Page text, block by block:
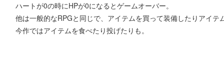
ハートが0の時にHPが0になるとゲームオーバー。
他は一般的なRPGと同じで、アイテムを買って装備したりアイテ
今作ではアイテムを食べたり投げたりも。